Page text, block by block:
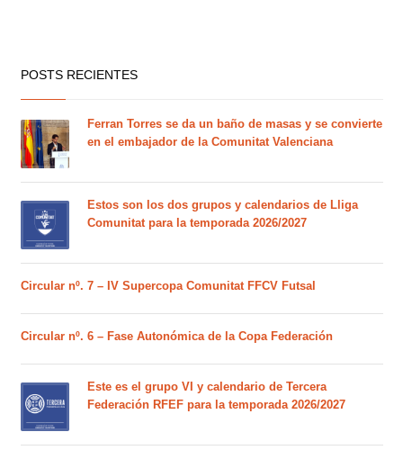
POSTS RECIENTES
Ferran Torres se da un baño de masas y se convierte
en el embajador de la Comunitat Valenciana
Estos son los dos grupos y calendarios de Lliga
Comunitat para la temporada 2026/2027
Circular nº. 7 – IV Supercopa Comunitat FFCV Futsal
Circular nº. 6 – Fase Autonómica de la Copa Federación
Este es el grupo VI y calendario de Tercera
Federación RFEF para la temporada 2026/2027